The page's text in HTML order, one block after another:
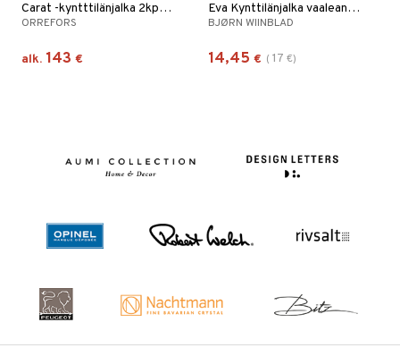
Carat -kyntttilänjalka 2kpl pakkaus
ORREFORS
alk. 143 €
Eva Kynttilänjalka vaaleansininen 9,5cm
BJØRN WIINBLAD
14,45 € ( 17 €)